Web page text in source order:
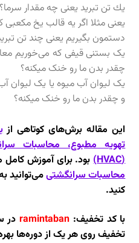
يك تن تبريد يعنى چه مقدار سرما؟
يعنى مثلا اگر يه قالب يخ
دستمون بگيريم يعنى چند تن
یک بستنی قیفی که می‌خوریم
چقدر بدن ما رو خنک میکنه؟
یک لیوان آب میوه یا یک
و چقدر بدن ما رو خنک میکنه؟
این مقاله برش‌های کوتاهی از
تهویه مطبوع، محاسبات
(HVAC)
بود. برای آموزش
محاسبات سرانگشتیمی‌توانید
کنید.
با کد تخفیف: ramintaban
تخفیف روی هر یک از دوره‌ها